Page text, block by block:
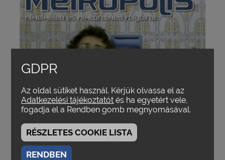
GDPR
Az oldal sütiket használ. Kérjük olvassa el az
Adatkezelési tájékoztatót és ha egyetért vele,
fogadja el a Rendben gomb megnyomásával.
RÉSZLETES COOKIE LISTA
RENDBEN